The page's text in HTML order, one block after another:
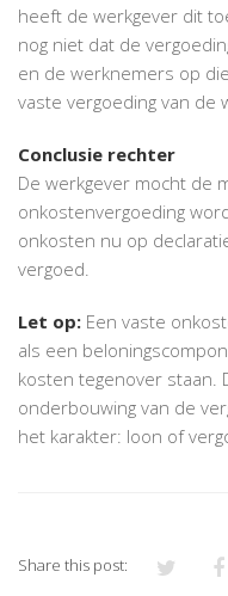
heeft de werkgever dit
nog niet dat de
en de werknemers op
vaste vergoeding van de
Conclusie rechter
De werkgever mocht de
onkostenvergoeding
onkosten nu op
vergoed.
Let op: Een vaste
als een
kosten tegenover staan.
onderbouwing van de
het karakter: loon of
Share this post: